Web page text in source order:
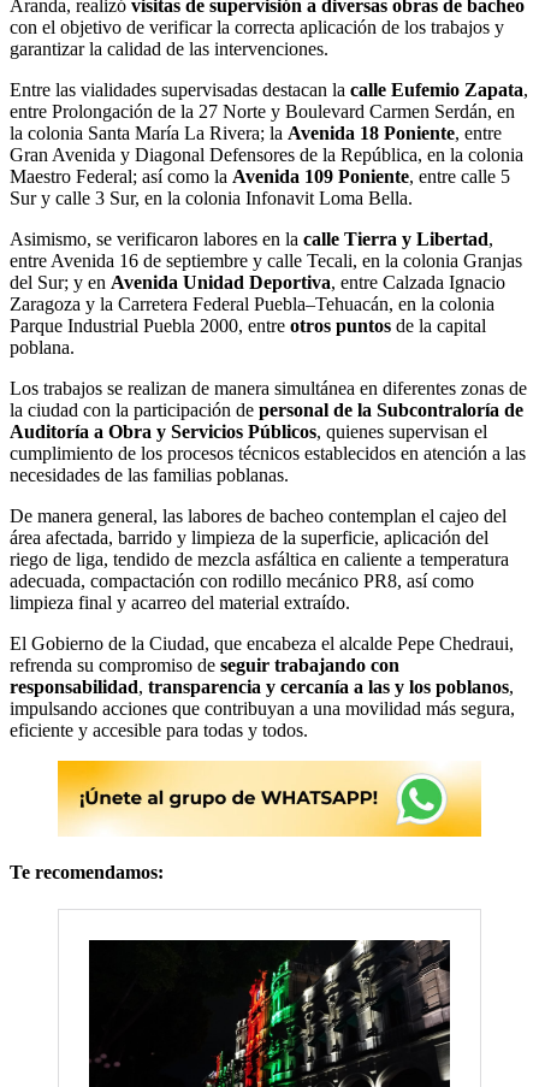
Aranda, realizó visitas de supervisión a diversas obras de bacheo
con el objetivo de verificar la correcta aplicación de los trabajos y
garantizar la calidad de las intervenciones.
Entre las vialidades supervisadas destacan la calle Eufemio Zapata,
entre Prolongación de la 27 Norte y Boulevard Carmen Serdán, en
la colonia Santa María La Rivera; la Avenida 18 Poniente, entre
Gran Avenida y Diagonal Defensores de la República, en la colonia
Maestro Federal; así como la Avenida 109 Poniente, entre calle 5
Sur y calle 3 Sur, en la colonia Infonavit Loma Bella.
Asimismo, se verificaron labores en la calle Tierra y Libertad,
entre Avenida 16 de septiembre y calle Tecali, en la colonia Granjas
del Sur; y en Avenida Unidad Deportiva, entre Calzada Ignacio
Zaragoza y la Carretera Federal Puebla–Tehuacán, en la colonia
Parque Industrial Puebla 2000, entre otros puntos de la capital
poblana.
Los trabajos se realizan de manera simultánea en diferentes zonas de
la ciudad con la participación de personal de la Subcontraloría de
Auditoría a Obra y Servicios Públicos, quienes supervisan el
cumplimiento de los procesos técnicos establecidos en atención a las
necesidades de las familias poblanas.
De manera general, las labores de bacheo contemplan el cajeo del
área afectada, barrido y limpieza de la superficie, aplicación del
riego de liga, tendido de mezcla asfáltica en caliente a temperatura
adecuada, compactación con rodillo mecánico PR8, así como
limpieza final y acarreo del material extraído.
El Gobierno de la Ciudad, que encabeza el alcalde Pepe Chedraui,
refrenda su compromiso de seguir trabajando con
responsabilidad, transparencia y cercanía a las y los poblanos,
impulsando acciones que contribuyan a una movilidad más segura,
eficiente y accesible para todas y todos.
Te recomendamos: